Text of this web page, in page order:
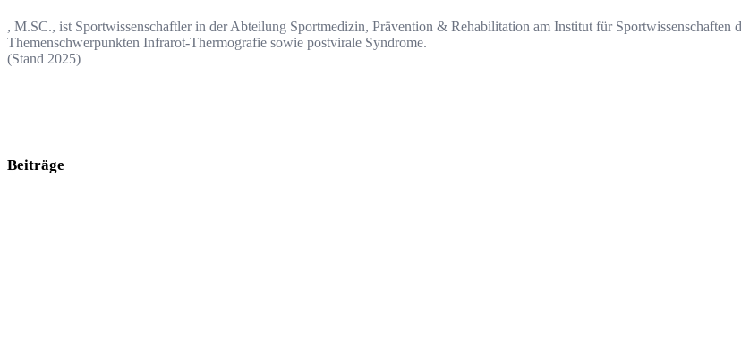
, M.SC., ist Sportwissenschaftler in der Abteilung Sportmedizin, Prävention & Rehabilitation am Institut für Sportwissenschaften
Themenschwerpunkten Infrarot-Thermografie sowie postvirale Syndrome.
(Stand 2025)
Beiträge